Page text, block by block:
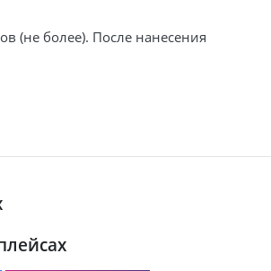
(не более). После нанесения